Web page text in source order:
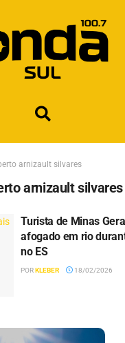
arnizault silvares
arnizault silvares
Turista de Minas
afogado em rio
no ES
PORKLEBER 18/02/2026